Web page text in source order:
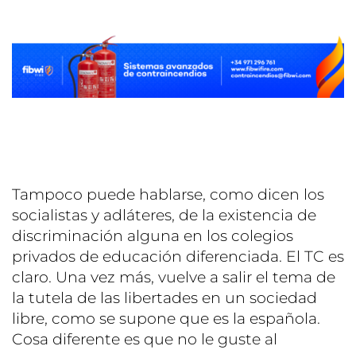
Tampoco puede hablarse, como dicen los
socialistas y adláteres, de la existencia de
discriminación alguna en los colegios
privados de educación diferenciada. El TC es
claro. Una vez más, vuelve a salir el tema de
la tutela de las libertades en un sociedad
libre, como se supone que es la española.
Cosa diferente es que no le guste al